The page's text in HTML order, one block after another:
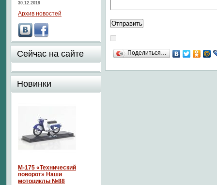
Поделиться…
30.12.2019
Архив новостей
Сейчас на сайте
Новинки
М-175 «Технический
поворот» Наши
мотоциклы №88